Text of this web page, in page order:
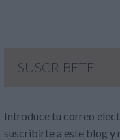
SUSCRIBETE
Introduce tu correo
suscribirte a este blog y